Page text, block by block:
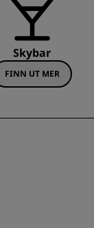
Skybar
FINN UT MER